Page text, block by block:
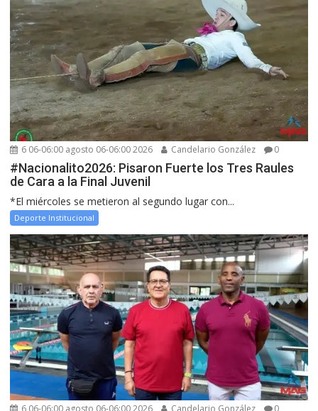
6 06-06:00 agosto 06-06:00 2026 Candelario González 0
#Nacionalito2026: Pisaron Fuerte los Tres Raules
de Cara a la Final Juvenil
*El miércoles se metieron al segundo lugar con...
Deporte Institucional